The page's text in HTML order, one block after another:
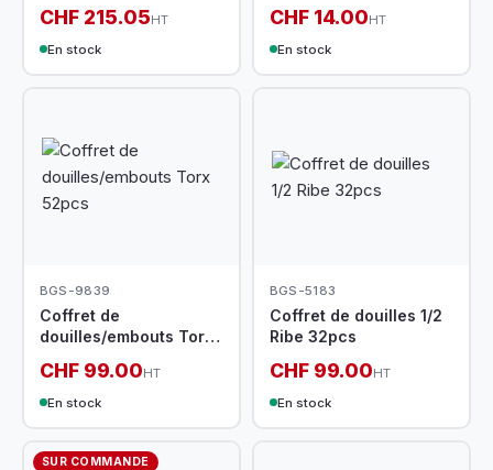
CHF 215.05HT
En stock
CHF 14.00HT
En stock
BGS-9839
Coffret de
douilles/embouts Torx
CHF 99.00HT
En stock
BGS-5183
Coffret de douilles 1/2
Ribe 32pcs
CHF 99.00HT
En stock
SUR COMMANDE